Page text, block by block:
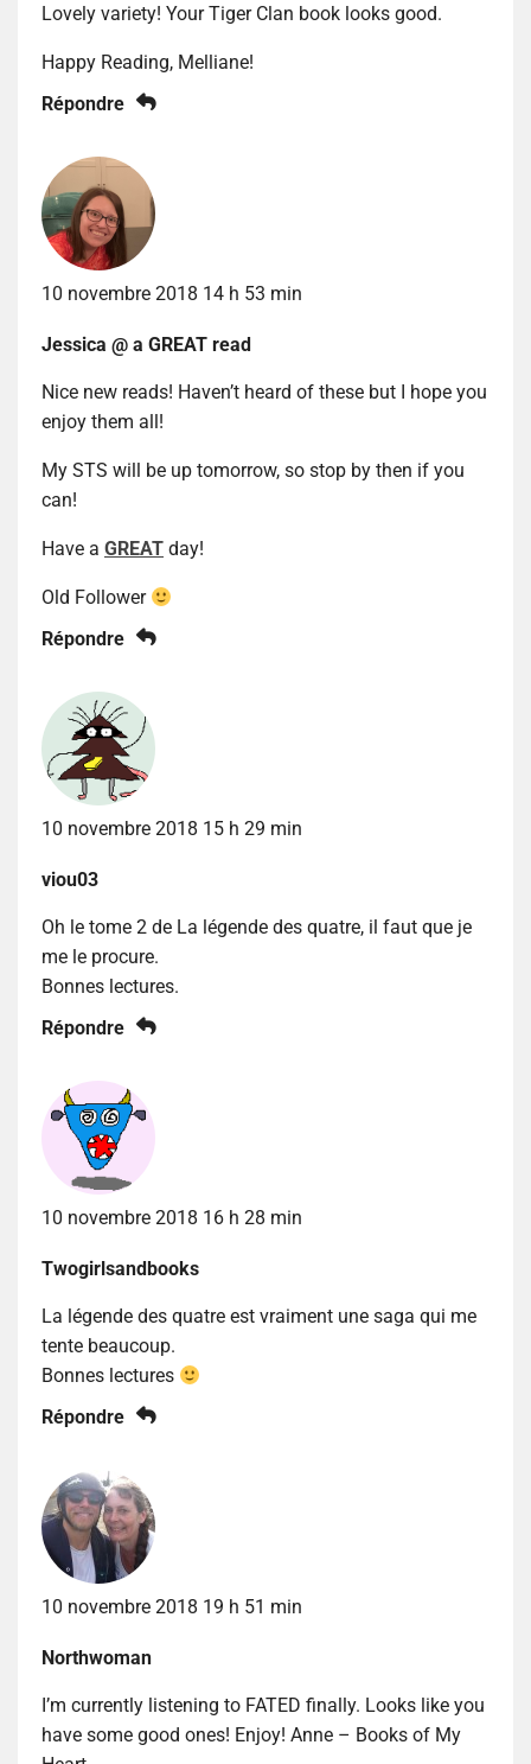
Lovely variety! Your Tiger Clan book looks good.
Happy Reading, Melliane!
Répondre
10 novembre 2018 14 h 53 min
Jessica @ a GREAT read
Nice new reads! Haven’t heard of these but I hope you
enjoy them all!
My STS will be up tomorrow, so stop by then if you
can!
Have a GREAT day!
Old Follower
Répondre
10 novembre 2018 15 h 29 min
viou03
Oh le tome 2 de La légende des quatre, il faut que je
me le procure.
Bonnes lectures.
Répondre
10 novembre 2018 16 h 28 min
Twogirlsandbooks
La légende des quatre est vraiment une saga qui me
tente beaucoup.
Bonnes lectures
Répondre
10 novembre 2018 19 h 51 min
Northwoman
I’m currently listening to FATED finally. Looks like you
have some good ones! Enjoy! Anne – Books of My